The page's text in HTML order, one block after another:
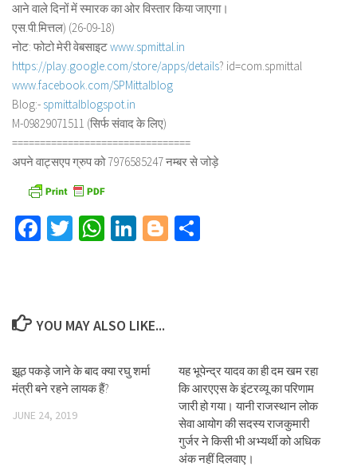
आने वाले दिनों में स्मारक का ओर विस्तार किया जाएगा।
एस.पी.मित्तल) (26-09-18)
नोट: फोटो मेरी वेबसाइटwww.spmittal.in
https://play.google.com/store/apps/details? id=com.spmittal
www.facebook.com/SPMittalblog
Blog:- spmittalblogspot.in
M-09829071511 (सिर्फ संवाद के लिए)
================================
अपने वाट्सएप ग्रुप को 7976585247 नम्बर से जोड़े
Facebook
TwitterWhatsApp
LinkedIn
Blogger
YOU MAY ALSO LIKE...
झूठ पकड़े जाने के बाद क्या रघु शर्मा
मंत्री बने रहने लायक हैं?
JUNE 24, 2019
यह भूपेन्द्र यादव का ही दम खम रहा
कि आरएएस के इंटरव्यू का परिणाम
जारी हो गया। यानी राजस्थान लोक
सेवा आयोग की सदस्य राजकुमारी
गुर्जर ने किसी भी अभ्यर्थी को अधिक
अंक नहीं दिलवाए।